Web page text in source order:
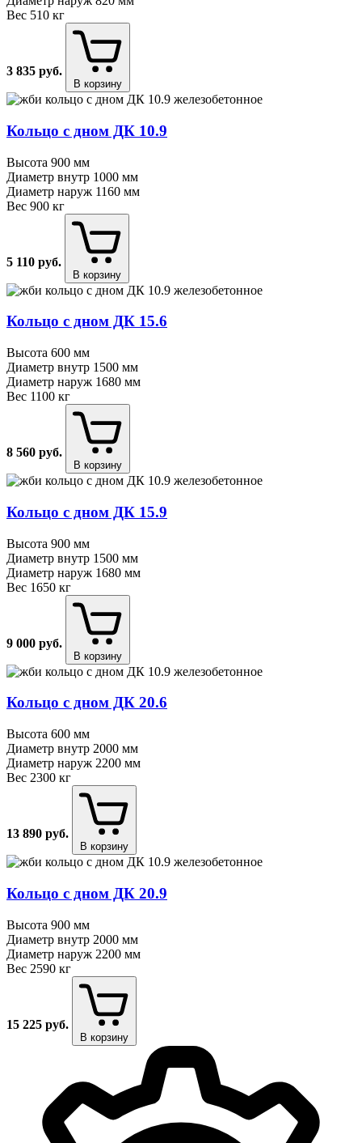
Вес 510 кг
3 835 руб.
В корзину
Кольцо с дном ДК 10.9
Высота 900 мм
Диаметр внутр 1000 мм
Диаметр наруж 1160 мм
Вес 900 кг
5 110 руб.
В корзину
Кольцо с дном ДК 15.6
Высота 600 мм
Диаметр внутр 1500 мм
Диаметр наруж 1680 мм
Вес 1100 кг
8 560 руб.
В корзину
Кольцо с дном ДК 15.9
Высота 900 мм
Диаметр внутр 1500 мм
Диаметр наруж 1680 мм
Вес 1650 кг
9 000 руб.
В корзину
Кольцо с дном ДК 20.6
Высота 600 мм
Диаметр внутр 2000 мм
Диаметр наруж 2200 мм
Вес 2300 кг
13 890 руб.
В корзину
Кольцо с дном ДК 20.9
Высота 900 мм
Диаметр внутр 2000 мм
Диаметр наруж 2200 мм
Вес 2590 кг
15 225 руб.
В корзину